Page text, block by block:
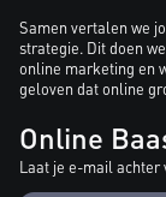
Samen vertalen we
strategie. Dit doen
online marketing en
geloven dat online
Online
Laat je e-mail achter